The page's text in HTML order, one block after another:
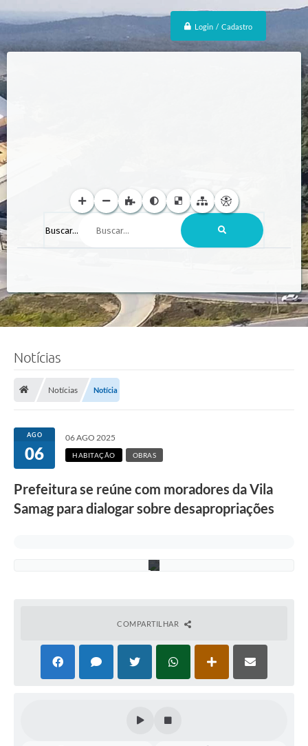
Login / Cadastro
Buscar...
Notícias
Notícias Notícia
AGO
06
06 AGO 2025
HABITAÇÃO OBRAS
Prefeitura se reúne com moradores da Vila
Samag para dialogar sobre desapropriações
F
o
t
o
COMPARTILHAR